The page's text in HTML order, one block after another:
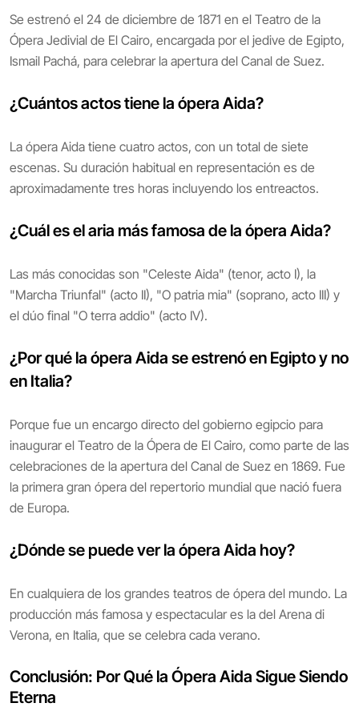
Se estrenó el 24 de diciembre de 1871 en el Teatro de la
Ópera Jedivial de El Cairo, encargada por el jedive de Egipto,
Ismail Pachá, para celebrar la apertura del Canal de Suez.
¿Cuántos actos tiene la ópera Aida?
La ópera Aida tiene cuatro actos, con un total de siete
escenas. Su duración habitual en representación es de
aproximadamente tres horas incluyendo los entreactos.
¿Cuál es el aria más famosa de la ópera Aida?
Las más conocidas son "Celeste Aida" (tenor, acto I), la
"Marcha Triunfal" (acto II), "O patria mia" (soprano, acto III) y
el dúo final "O terra addio" (acto IV).
¿Por qué la ópera Aida se estrenó en Egipto y no
en Italia?
Porque fue un encargo directo del gobierno egipcio para
inaugurar el Teatro de la Ópera de El Cairo, como parte de las
celebraciones de la apertura del Canal de Suez en 1869. Fue
la primera gran ópera del repertorio mundial que nació fuera
de Europa.
¿Dónde se puede ver la ópera Aida hoy?
En cualquiera de los grandes teatros de ópera del mundo. La
producción más famosa y espectacular es la del Arena di
Verona, en Italia, que se celebra cada verano.
Conclusión: Por Qué la Ópera Aida Sigue Siendo
Eterna